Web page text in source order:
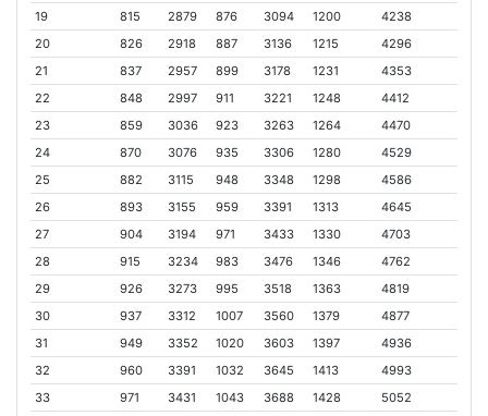
19 815 2879 876 3094 1200
4238
20
826 2918 887 3136 1215
4296
21
837 2957 899 3178 1231
4353
22
848 2997 911 3221 1248
4412
23
859 3036 923 3263 1264
4470
24
870 3076 935 3306 1280
4529
25
882 3115 948 3348 1298
4586
26
893 3155 959 3391 1313
4645
27
904 3194 971 3433 1330
4703
28
915 3234 983 3476 1346
4762
29
926 3273 995 3518 1363
4819
30
937 3312 1007 3560 1379
4877
31
949 3352 1020 3603 1397
4936
32
960 3391 1032 3645 1413
4993
33
971 3431 1043 3688 1428
5052